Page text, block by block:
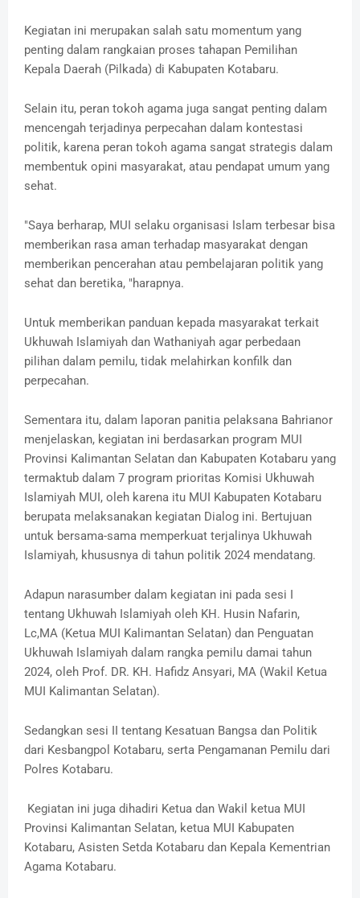
Kegiatan ini merupakan salah satu momentum yang
penting dalam rangkaian proses tahapan Pemilihan
Kepala Daerah (Pilkada) di Kabupaten Kotabaru.
Selain itu, peran tokoh agama juga sangat penting dalam
mencengah terjadinya perpecahan dalam kontestasi
politik, karena peran tokoh agama sangat strategis dalam
membentuk opini masyarakat, atau pendapat umum yang
sehat.
"Saya berharap, MUI selaku organisasi Islam terbesar bisa
memberikan rasa aman terhadap masyarakat dengan
memberikan pencerahan atau pembelajaran politik yang
sehat dan beretika, "harapnya.
Untuk memberikan panduan kepada masyarakat terkait
Ukhuwah Islamiyah dan Wathaniyah agar perbedaan
pilihan dalam pemilu, tidak melahirkan konfilk dan
perpecahan.
Sementara itu, dalam laporan panitia pelaksana Bahrianor
menjelaskan, kegiatan ini berdasarkan program MUI
Provinsi Kalimantan Selatan dan Kabupaten Kotabaru yang
termaktub dalam 7 program prioritas Komisi Ukhuwah
Islamiyah MUI, oleh karena itu MUI Kabupaten Kotabaru
berupata melaksanakan kegiatan Dialog ini. Bertujuan
untuk bersama-sama memperkuat terjalinya Ukhuwah
Islamiyah, khususnya di tahun politik 2024 mendatang.
Adapun narasumber dalam kegiatan ini pada sesi I
tentang Ukhuwah Islamiyah oleh KH. Husin Nafarin,
Lc,MA (Ketua MUI Kalimantan Selatan) dan Penguatan
Ukhuwah Islamiyah dalam rangka pemilu damai tahun
2024, oleh Prof. DR. KH. Hafidz Ansyari, MA (Wakil Ketua
MUI Kalimantan Selatan).
Sedangkan sesi II tentang Kesatuan Bangsa dan Politik
dari Kesbangpol Kotabaru, serta Pengamanan Pemilu dari
Polres Kotabaru.
Kegiatan ini juga dihadiri Ketua dan Wakil ketua MUI
Provinsi Kalimantan Selatan, ketua MUI Kabupaten
Kotabaru, Asisten Setda Kotabaru dan Kepala Kementrian
Agama Kotabaru.